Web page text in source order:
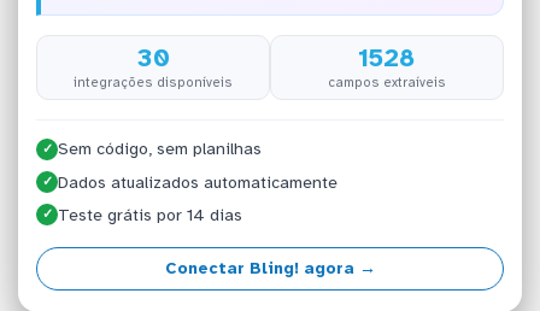
30
integrações disponíveis
1528
campos extraíveis
✓ Sem código, sem planilhas
✓ Dados atualizados automaticamente
✓ Teste grátis por 14 dias
Conectar Bling! agora →